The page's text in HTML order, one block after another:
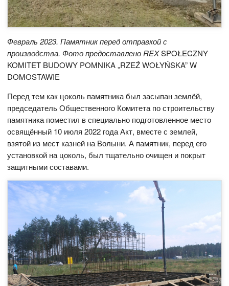
Февраль 2023. Памятник перед отправкой с
производства. Фото предоставлено REXSPOŁECZNY
KOMITET BUDOWY POMNIKA „RZEŹ WOŁYŃSKA” W
DOMOSTAWIE
Перед тем как цоколь памятника был засыпан землёй,
председатель Общественного Комитета по строительству
памятника поместил в специально подготовленное место
освящённый 10 июля 2022 года Акт, вместе с землей,
взятой из мест казней на Волыни. А памятник, перед его
установкой на цоколь, был тщательно очищен и покрыт
защитными составами.